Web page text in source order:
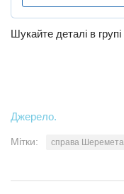
Шукайте деталі в групі
Джерело.
Мітки: справа Шеремета